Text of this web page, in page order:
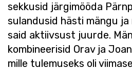
sekkusid järgimööda
sulandusid hästi mängu
said aktiivsust juurde.
kombineerisid Orav ja
mille tulemuseks oli